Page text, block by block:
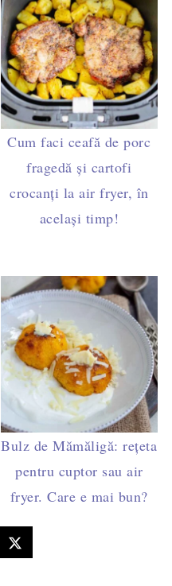
Cum faci ceafă de porc
fragedă și cartofi
crocanți la air fryer, în
același timp!
Bulz de Mămăligă: rețeta
pentru cuptor sau air
fryer. Care e mai bun?